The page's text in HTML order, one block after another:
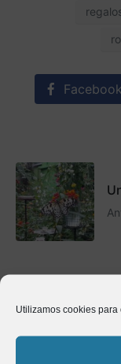
Utilizamos cookies para
Facebook